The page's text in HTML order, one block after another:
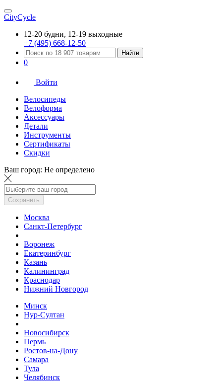
CityCycle
12-20 будни, 12-19 выходные
+7 (495) 668-12-50
Найти
0
Войти
Велосипеды
Велоформа
Аксессуары
Детали
Инструменты
Сертификаты
Скидки
Ваш город: Не определено
Сохранить
Москва
Санкт-Петербург
Воронеж
Екатеринбург
Казань
Калининград
Краснодар
Нижний Новгород
Минск
Нур-Султан
Новосибирск
Пермь
Ростов-на-Дону
Самара
Тула
Челябинск